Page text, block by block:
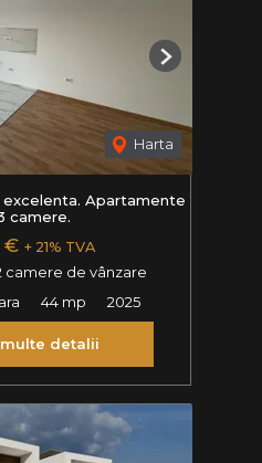
Harta
Next
excelenta. Apartamente
camere.
€ + 21% TVA
camere de vânzare
44 mp 2025
detalii